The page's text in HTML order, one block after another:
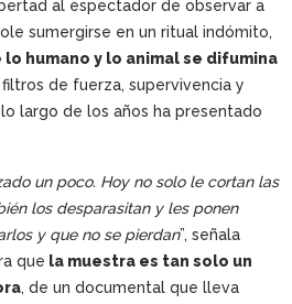
al espectador de observar a
sumergirse en un ritual indómito,
humano y lo animal se difumina
de fuerza, supervivencia y
largo de los años ha presentado
un poco. Hoy no solo le cortan las
los desparasitan y les ponen
y que no se pierdan”, señala
que la muestra es tan solo un
, de un documental que lleva